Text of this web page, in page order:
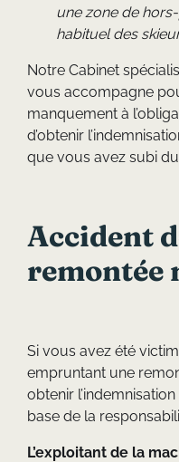
une zone de
habituel des
Notre Cabinet
vous accompagne
manquement à
d’obtenir
que vous avez subi du
Accident
remontée
Si vous avez été
empruntant une
obtenir
base de la
L’exploitant de la